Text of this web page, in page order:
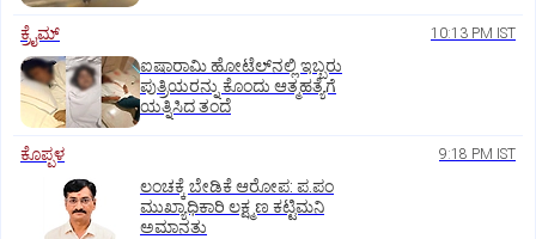
ಕ್ರೈಮ್ 10:13 PM IST
ಐಷಾರಾಮಿ ಹೋಟೆಲ್‌ನಲ್ಲಿ ಇಬ್ಬರು
ಪುತ್ರಿಯರನ್ನು ಕೊಂದು ಆತ್ಮಹತ್ಯೆಗೆ
ಯತ್ನಿಸಿದ ತಂದೆ
ಕೊಪ್ಪಳ 9:18 PM IST
ಲಂಚಕ್ಕೆ ಬೇಡಿಕೆ ಆರೋಪ: ಪ.ಪಂ
ಮುಖ್ಯಾಧಿಕಾರಿ ಲಕ್ಷ್ಮಣ ಕಟ್ಟಿಮನಿ
ಅಮಾನತು